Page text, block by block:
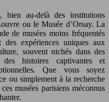
ou le Musée d’Orsay. La
de musées moins fréquentés
expériences uniques aux
souvent nichés dans des
des histoires captivantes et
Que vous soyez
ou simplement à la recherche
musées parisiens méconnus